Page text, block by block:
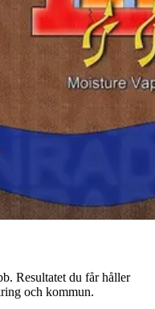
Resultatet du får håller
och kommun.